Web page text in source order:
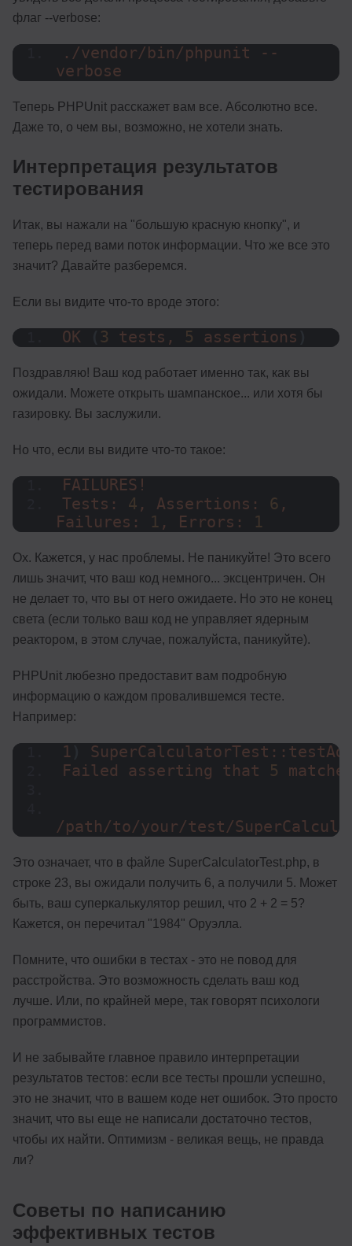
флаг --verbose:
./vendor/bin/phpunit --
verbose
Теперь PHPUnit расскажет вам все. Абсолютно все.
Даже то, о чем вы, возможно, не хотели знать.
Интерпретация результатов
тестирования
Итак, вы нажали на "большую красную кнопку", и
теперь перед вами поток информации. Что же все это
значит? Давайте разберемся.
Если вы видите что-то вроде этого:
OK 3 tests, 5 assertions
Поздравляю! Ваш код работает именно так, как вы
ожидали. Можете открыть шампанское... или хотя бы
газировку. Вы заслужили.
Но что, если вы видите что-то такое:
FAILURES!
Tests: 4 , Assertions: 6 ,
Failures:
1 , Errors: 1
Ох. Кажется, у нас проблемы. Не паникуйте! Это всего
лишь значит, что ваш код немного... эксцентричен. Он
не делает то, что вы от него ожидаете. Но это не конец
света (если только ваш код не управляет ядерным
реактором, в этом случае, пожалуйста, паникуйте).
PHPUnit любезно предоставит вам подробную
информацию о каждом провалившемся тесте.
Например:
1
Failed asserting that 5
/path/to/your/test/
Это означает, что в файле SuperCalculatorTest.php, в
строке 23, вы ожидали получить 6, а получили 5. Может
быть, ваш суперкалькулятор решил, что 2 + 2 = 5?
Кажется, он перечитал "1984" Оруэлла.
Помните, что ошибки в тестах - это не повод для
расстройства. Это возможность сделать ваш код
лучше. Или, по крайней мере, так говорят психологи
программистов.
И не забывайте главное правило интерпретации
результатов тестов: если все тесты прошли успешно,
это не значит, что в вашем коде нет ошибок. Это просто
значит, что вы еще не написали достаточно тестов,
чтобы их найти. Оптимизм - великая вещь, не правда
ли?
Советы по написанию
эффективных тестов